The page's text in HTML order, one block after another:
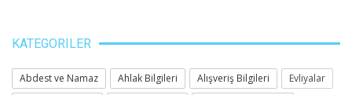
KATEGORILER
Abdest ve Namaz Ahlak Bilgileri Alışveriş Bilgileri
Evliyalar